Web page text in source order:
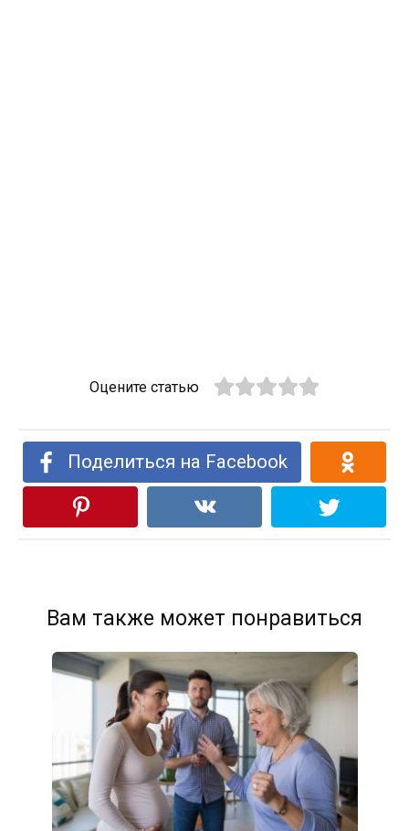
Оцените статью
Поделиться на Facebook
Вам также может понравиться